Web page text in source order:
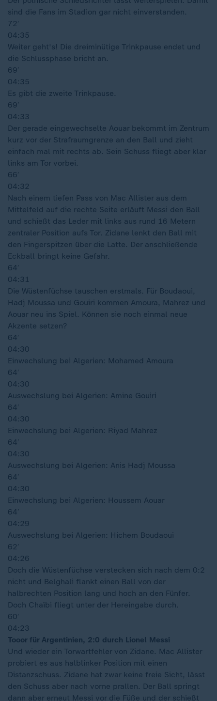
sind die Fans im Stadion gar nicht einverstanden.
72′
04:35
Weiter geht's! Die dreiminütige Trinkpause endet und
die Schlussphase bricht an.
69′
04:35
Es gibt die zweite Trinkpause.
69′
04:33
Der gerade eingewechselte Aouar bekommt im Zentrum
kurz vor der Strafraumgrenze an den Ball und zieht
einfach mal mit rechts ab. Sein Schuss fliegt aber klar
links am Tor vorbei.
66′
04:32
Nach einem tiefen Pass von Mac Allister aus dem
Mittelfeld auf die rechte Seite erläuft Messi den Ball
und schießt das Leder mit links aus rund 16 Metern
zentraler Position aufs Tor. Zidane lenkt den Ball mit
den Fingerspitzen über die Latte. Der anschließende
Eckball bringt keine Gefahr.
64′
04:31
Die Wüstenfüchse tauschen erstmals. Für Boudaoui,
Hadj Moussa und Gouiri kommen Amoura, Mahrez und
Aouar neu ins Spiel. Können sie noch einmal neue
Akzente setzen?
64′
04:30
Einwechslung bei Algerien: Mohamed Amoura
64′
04:30
Auswechslung bei Algerien: Amine Gouiri
64′
04:30
Einwechslung bei Algerien: Riyad Mahrez
64′
04:30
Auswechslung bei Algerien: Anis Hadj Moussa
64′
04:30
Einwechslung bei Algerien: Houssem Aouar
64′
04:29
Auswechslung bei Algerien: Hichem Boudaoui
62′
04:26
Doch die Wüstenfüchse verstecken sich nach dem 0:2
nicht und Belghali flankt einen Ball von der
halbrechten Position lang und hoch an den Fünfer.
Doch Chaïbi fliegt unter der Hereingabe durch.
60′
04:23
Tooor für Argentinien, 2:0 durch Lionel Messi
Und wieder ein Torwartfehler von Zidane. Mac Allister
probiert es aus halblinker Position mit einen
Distanzschuss. Zidane hat zwar keine freie Sicht, lässt
den Schuss aber nach vorne prallen. Der Ball springt
dann aber erneut Messi vor die Füße und der schießt